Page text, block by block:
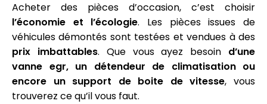
Acheter des pièces d’occasion, c’est choisir
l’économie et l’écologie. Les pièces issues de
véhicules démontés sont testées et vendues à des
prix imbattables. Que vous ayez besoin d’une
vanne egr, un détendeur de climatisation ou
encore un support de boite de vitesse, vous
trouverez ce qu’il vous faut.